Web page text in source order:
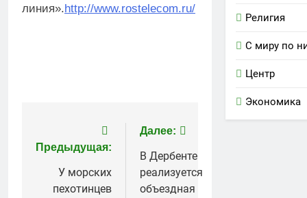
линия».http://www.rostelecom.ru/
Навигация
по
записям
Предыдущая:
У морских
пехотинцев
Далее:
В Дербенте
реализуется
объездная
Религия
С миру по
Центр
Экономика